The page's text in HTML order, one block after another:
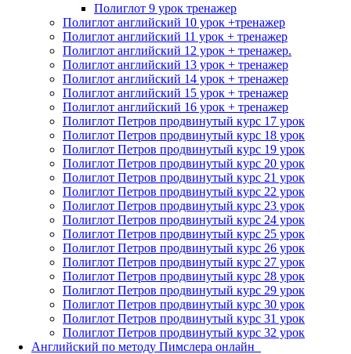
Полиглот 9 урок тренажер
Полиглот английский 10 урок +тренажер
Полиглот английский 11 урок + тренажер
Полиглот английский 12 урок + тренажер.
Полиглот английский 13 урок + тренажер
Полиглот английский 14 урок + тренажер
Полиглот английский 15 урок + тренажер
Полиглот английский 16 урок + тренажер
Полиглот Петров продвинутый курс 17 урок
Полиглот Петров продвинутый курс 18 урок
Полиглот Петров продвинутый курс 19 урок
Полиглот Петров продвинутый курс 20 урок
Полиглот Петров продвинутый курс 21 урок
Полиглот Петров продвинутый курс 22 урок
Полиглот Петров продвинутый курс 23 урок
Полиглот Петров продвинутый курс 24 урок
Полиглот Петров продвинутый курс 25 урок
Полиглот Петров продвинутый курс 26 урок
Полиглот Петров продвинутый курс 27 урок
Полиглот Петров продвинутый курс 28 урок
Полиглот Петров продвинутый курс 29 урок
Полиглот Петров продвинутый курс 30 урок
Полиглот Петров продвинутый курс 31 урок
Полиглот Петров продвинутый курс 32 урок
Английский по методу Пимслера онлайн_